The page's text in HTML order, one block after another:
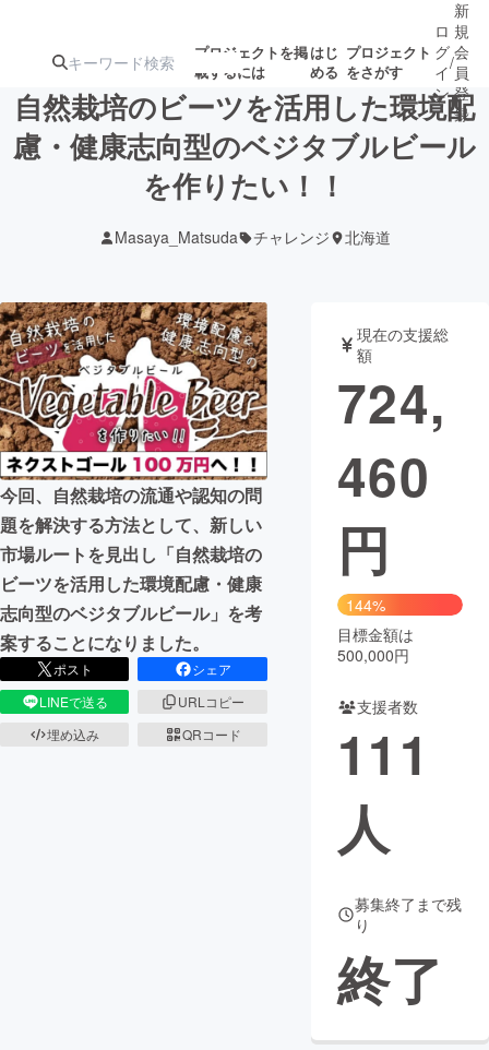
プロジェクトを掲
載するには
はじ
める
プロジェクト
をさがす
注目のリ 注目の新着プロ
ジェクト
募集終了が近いプ
テクノロジー・ガジェット
映像・映画 書籍・雑誌
ビジネス・起業 チャレンジ
まちづくり・地域活性化
CAMPFIRE for Social Good
CAMPFIRE Creation
CAMPFIREふるさと納税
コミュニティ
ロ
グ
イ
ン
/
新
規
会
員
登
録
自然栽培のビーツを活用した環境配
慮・健康志向型のベジタブルビール
を作りたい！！
Masaya_Matsuda チャレンジ 北海道
今回、自然栽培の流通や認知の問
題を解決する方法として、新しい
市場ルートを見出し「自然栽培の
ビーツを活用した環境配慮・健康
志向型のベジタブルビール」を考
案することになりました。
ポスト
シェア
LINEで送る
URLコピー
埋め込み
QRコード
現在の支援総
額
724,
460
円
144%
目標金額は
500,000円
支援者数
111
人
募集終了まで残
り
終了